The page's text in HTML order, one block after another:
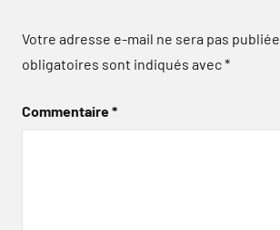
Votre adresse e-mail ne sera pas publiée.
obligatoires sont indiqués avec*
Commentaire*